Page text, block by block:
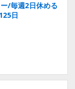
/毎週2日休める
日